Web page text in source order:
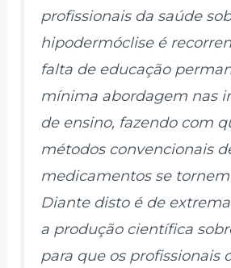
profissionais da saúde
hipodermóclise é
falta de educação
mínima abordagem nas
de ensino, fazendo com
métodos convencionais
medicamentos se
Diante disto é de
a produção científica
para que os profissionais